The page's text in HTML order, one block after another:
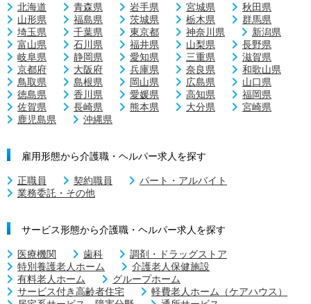
北海道 青森県 岩手県 宮城県
秋田県
山形県
福島県 茨城県 栃木県
群馬県
埼玉県
千葉県 東京都 神奈川県
新潟県
富山県
石川県 福井県 山梨県
長野県
岐阜県
静岡県 愛知県 三重県
滋賀県
京都府
大阪府 兵庫県 奈良県
和歌山県
鳥取県
島根県 岡山県 広島県
山口県
徳島県
香川県 愛媛県 高知県
福岡県
佐賀県
長崎県 熊本県 大分県
宮崎県
鹿児島県
沖縄県
雇用形態から介護職・ヘルパー求人を探す
正職員 契約職員
パート・アルバイト
業務委託・その他
サービス形態から介護職・ヘルパー求人を探す
医療機関 歯科
調剤・ドラッグストア
特別養護老人ホーム
介護老人保健施設
有料老人ホーム
グループホーム
サービス付き高齢者住宅
軽費老人ホーム（ケアハウス）